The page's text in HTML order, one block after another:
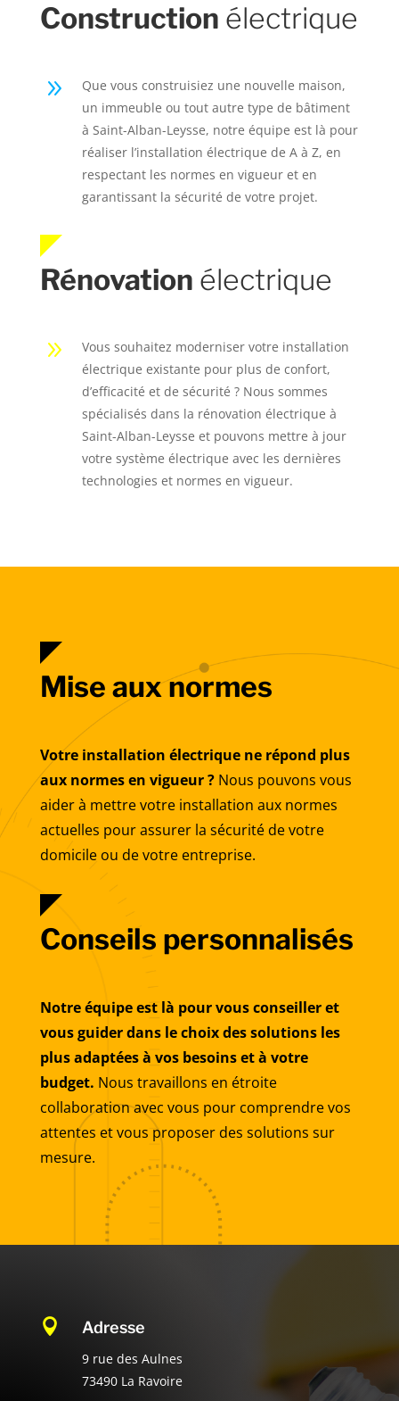
Construction électrique
9
Que vous construisiez une nouvelle maison,
un immeuble ou tout autre type de bâtiment
à Saint-Alban-Leysse, notre équipe est là pour
réaliser l’installation électrique de A à Z, en
respectant les normes en vigueur et en
garantissant la sécurité de votre projet.
Rénovation électrique
9
Vous souhaitez moderniser votre installation
électrique existante pour plus de confort,
d’efficacité et de sécurité ? Nous sommes
spécialisés dans la rénovation électrique à
Saint-Alban-Leysse et pouvons mettre à jour
votre système électrique avec les dernières
technologies et normes en vigueur.
Mise aux normes
Votre installation électrique ne répond plus
aux normes en vigueur ?Nous pouvons vous
aider à mettre votre installation aux normes
actuelles pour assurer la sécurité de votre
domicile ou de votre entreprise.
Conseils personnalisés
Notre équipe est là pour vous conseiller et
vous guider dans le choix des solutions les
plus adaptées à vos besoins et à votre
budget. Nous travaillons en étroite
collaboration avec vous pour comprendre vos
attentes et vous proposer des solutions sur
mesure.
 Adresse
9 rue des Aulnes
73490 La Ravoire